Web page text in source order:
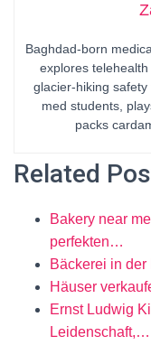
Baghdad-born
explores
glacier-hiking
med students,
packs
Related
Bakery near
perfekten…
Bäckerei in
Häuser
Ernst Ludwig
Leidenschaft,…